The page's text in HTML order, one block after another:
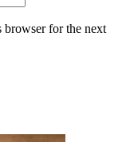
browser for the next